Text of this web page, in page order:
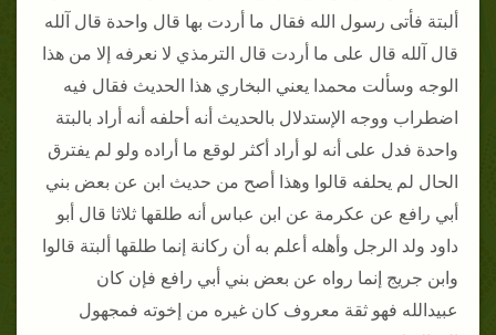
ألبتة فأتى رسول الله فقال ما أردت بها قال واحدة قال آلله
قال آلله قال على ما أردت قال الترمذي لا نعرفه إلا من هذا
الوجه وسألت محمدا يعني البخاري هذا الحديث فقال فيه
اضطراب ووجه الإستدلال بالحديث أنه أحلفه أنه أراد بالبتة
واحدة فدل على أنه لو أراد أكثر لوقع ما أراده ولو لم يفترق
الحال لم يحلفه قالوا وهذا أصح من حديث ابن عن بعض بني
أبي رافع عن عكرمة عن ابن عباس أنه طلقها ثلاثا قال أبو
داود ولد الرجل وأهله أعلم به أن ركانة إنما طلقها ألبتة قالوا
وابن جريج إنما رواه عن بعض بني أبي رافع فإن كان
عبيدالله فهو ثقة معروف كان غيره من إخوته فمجهول